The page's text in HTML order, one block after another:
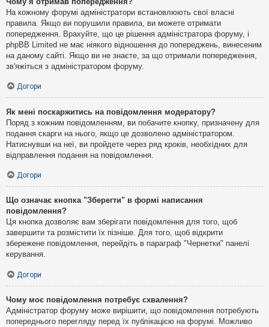
На кожному форумі адміністратори встановлюють свої власні
правила. Якщо ви порушили правила, ви можете отримати
попередження. Врахуйте, що це рішення адміністратора форуму, і
phpBB Limited не має ніякого відношення до попереджень, винесеним
на даному сайті. Якщо ви не знаєте, за що отримали попередження,
зв'яжіться з адміністратором форуму.
Догори
Як мені поскаржитись на повідомлення модератору?
Поряд з кожним повідомленням, ви побачите кнопку, призначену для
подання скарги на нього, якщо це дозволено адміністратором.
Натиснувши на неї, ви пройдете через ряд кроків, необхідних для
відправлення подання на повідомлення.
Догори
Що означає кнопка "Зберегти" в формі написання
повідомлення?
Ця кнопка дозволяє вам зберігати повідомлення для того, щоб
завершити та розмістити їх пізніше. Для того, щоб відкрити
збережене повідомлення, перейдіть в параграф "Чернетки" панелі
керування.
Догори
Чому моє повідомлення потребує схвалення?
Адміністратор форуму може вирішити, що повідомлення потребують
попереднього перегляду перед їх публікацією на форумі. Можливо